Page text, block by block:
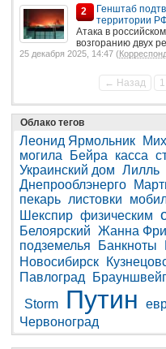
2
Генштаб
территории
Атака в
возгоранию двух
25 декабря 2025, 14:47 (
← Назад 1
Облако тегов
Леонид Ярмольник
могила
Бейра касса
Украинский дом Лилль
Днепрооблэнерго
пекарь листовки
Шекспир физическим
Белоярский Жанна
подземелья
Банкноты
Новосибирск
Павлоград Брауншвейг
Storm
Путин
Червоноград